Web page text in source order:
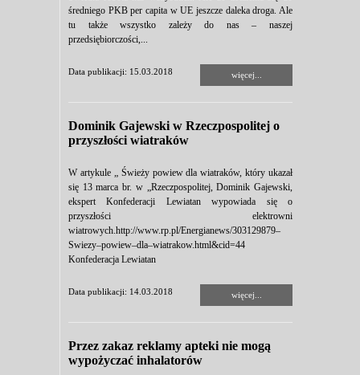
średniego PKB per capita w UE jeszcze daleka droga. Ale
tu także wszystko zależy do nas – naszej
przedsiębiorczości,...
Data publikacji: 15.03.2018 więcej...
Dominik Gajewski w Rzeczpospolitej o
przyszłości wiatraków
W artykule „ Świeży powiew dla wiatraków, który ukazał
się 13 marca br. w „Rzeczpospolitej, Dominik Gajewski,
ekspert Konfederacji Lewiatan wypowiada się o
przyszłości elektrowni
wiatrowych.http://www.rp.pl/Energianews/303129879–
Swiezy–powiew–dla–wiatrakow.html&cid=44
Konfederacja Lewiatan
Data publikacji: 14.03.2018 więcej...
Przez zakaz reklamy apteki nie mogą
wypożyczać inhalatorów